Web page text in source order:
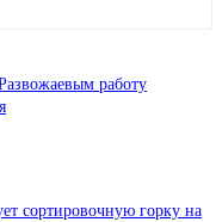
работу
сортировочную горку на